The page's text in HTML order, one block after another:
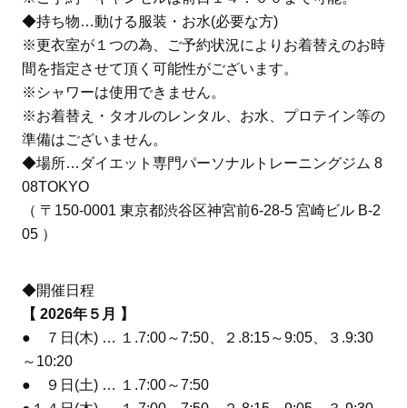
◆持ち物…動ける服装・お水(必要な方)
※更衣室が１つの為、ご予約状況によりお着替えのお時
間を指定させて頂く可能性がございます。
※シャワーは使用できません。
※お着替え・タオルのレンタル、お水、プロテイン等の
準備はございません。
◆場所…ダイエット専門パーソナルトレーニングジム 8
08TOKYO
（ 〒150-0001 東京都渋谷区神宮前6-28-5 宮崎ビル B-2
05 ）
◆開催日程
【 2026年５月 】
● ７日(木) … １.7:00～7:50、２.8:15～9:05、３.9:30
～10:20
● ９日(土) … １.7:00～7:50